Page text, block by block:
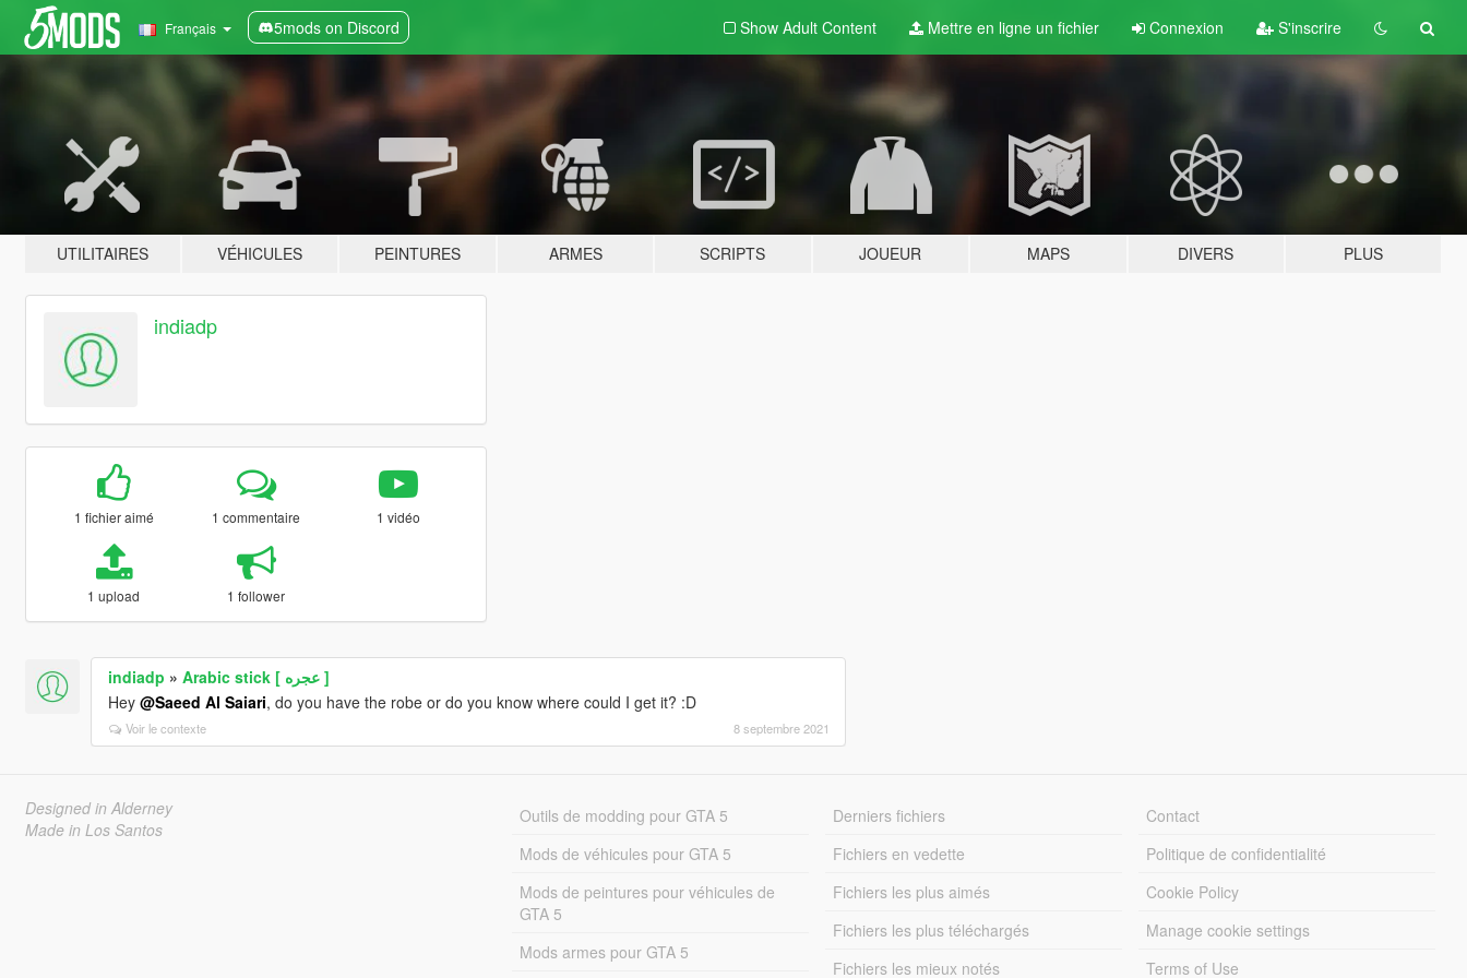
Français 5mods on Discord Show Adult Content Mettre en ligne un fichier Connexion S'inscrire
UTILITAIRES VÉHICULES PEINTURES ARMES SCRIPTS JOUEUR MAPS DIVERS PLUS
indiadp
1 fichier aimé 1 commentaire 1 vidéo
1 upload 1 follower
indiadp »
Arabic stick [ عجره ]
Hey @Saeed Al Saiari, do you have the robe or do you know where could I get it? :D
Voir le contexte 8 septembre 2021
Designed in Alderney
Made in Los Santos
Outils de modding pour GTA 5
Mods de véhicules pour GTA 5
Mods de peintures pour véhicules de
GTA 5
Mods armes pour GTA 5
Derniers fichiers
Fichiers en vedette
Fichiers les plus aimés
Fichiers les plus téléchargés
Fichiers les mieux notés
Contact
Politique de confidentialité
Cookie Policy
Manage cookie settings
Terms of Use